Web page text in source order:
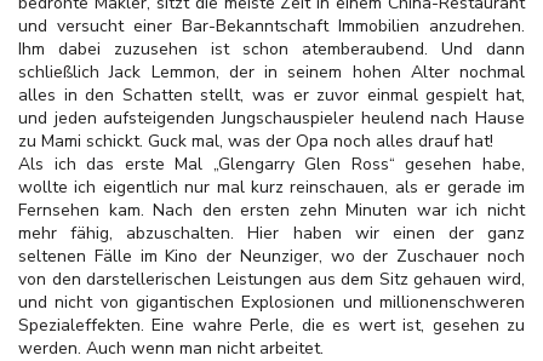
und versucht einer Bar-Bekanntschaft Immobilien anzudrehen.
Ihm dabei zuzusehen ist schon atemberaubend. Und dann
schließlich Jack Lemmon, der in seinem hohen Alter nochmal
alles in den Schatten stellt, was er zuvor einmal gespielt hat,
und jeden aufsteigenden Jungschauspieler heulend nach Hause
zu Mami schickt. Guck mal, was der Opa noch alles drauf hat!
Als ich das erste Mal „Glengarry Glen Ross“ gesehen habe,
wollte ich eigentlich nur mal kurz reinschauen, als er gerade im
Fernsehen kam. Nach den ersten zehn Minuten war ich nicht
mehr fähig, abzuschalten. Hier haben wir einen der ganz
seltenen Fälle im Kino der Neunziger, wo der Zuschauer noch
von den darstellerischen Leistungen aus dem Sitz gehauen wird,
und nicht von gigantischen Explosionen und millionenschweren
Spezialeffekten. Eine wahre Perle, die es wert ist, gesehen zu
werden. Auch wenn man nicht arbeitet.